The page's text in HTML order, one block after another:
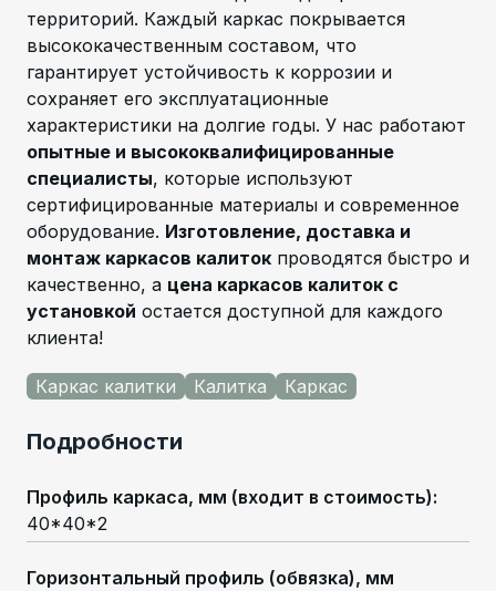
территорий. Каждый каркас покрывается
высококачественным составом, что
гарантирует устойчивость к коррозии и
сохраняет его эксплуатационные
характеристики на долгие годы. У нас работают
опытные и высококвалифицированные
специалисты, которые используют
сертифицированные материалы и современное
оборудование. Изготовление, доставка и
монтаж каркасов калиток проводятся быстро и
качественно, а цена каркасов калиток с
установкой остается доступной для каждого
клиента!
Каркас калитки Калитка Каркас
Подробности
Профиль каркаса, мм (входит в стоимость):
40*40*2
Горизонтальный профиль (обвязка), мм